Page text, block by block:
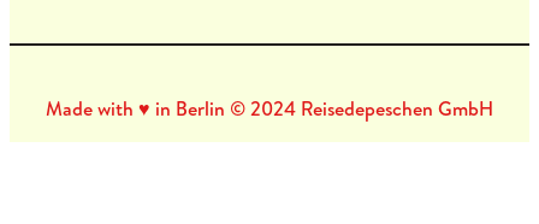
Made with ♥ in Berlin © 2024 Reisedepeschen GmbH